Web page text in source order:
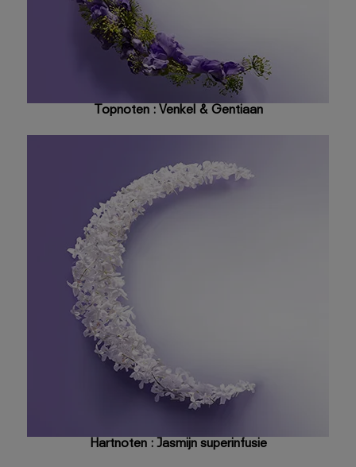
Topnoten : Venkel & Gentiaan
Hartnoten : Jasmijn superinfusie